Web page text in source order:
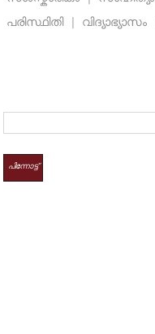
പരിസ്ഥിതി | വിദ്യാഭ്യാസം
പിന്നോട്ട്